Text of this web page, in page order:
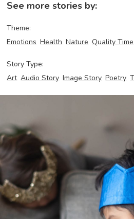
See more stories by:
Theme:
Emotions Health Nature Quality Time
Story Type:
Art Audio Story Image Story Poetry